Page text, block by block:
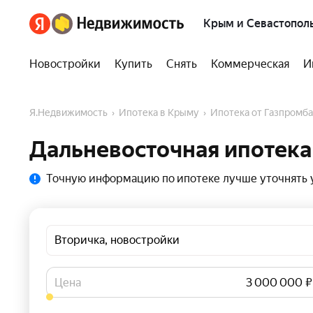
Крым и
Новостройки Купить Снять Коммерческая
Я.Недвижимость Ипотека в Крыму Ипотека от
Дальневосточная
Точную информацию по ипотеке лучше уточнять
Вторичка, новостройки
Цена ₽